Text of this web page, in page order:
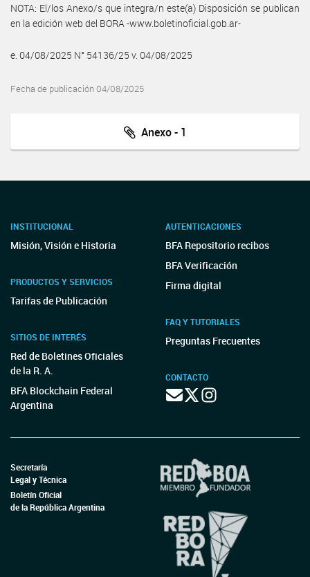
NOTA: El/los Anexo/s que integra/n este(a) Disposición se publican
en la edición web del BORA -www.boletinoficial.gob.ar-
e. 04/08/2025 N° 54136/25 v. 04/08/2025
Fecha de publicación 04/08/2025
Anexo - 1
INSTITUCIONAL
Misión, Visión e Historia
PRODUCTOS Y SERVICIOS
Tarifas de Publicación
SITIOS DE INTERÉS
Red de Boletines Oficiales
de la R. A.
BFA Blockchain Federal
Argentina
AUTENTICACIONES
BFA Repositorio recibos
BFA Verificación
Firma digital
FAQ Y TUTORIALES
Preguntas Frecuentes
CONTACTO
Secretaría
Legal y Técnica
Boletín Oficial
de la República Argentina